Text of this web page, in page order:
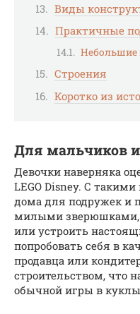
Виды
Практичные
Небольшие
Строения
Коротко из
Для мальчиков
Девочки наверняка
LEGO Disney. С
дома для подружек и
милыми зверюшками,
или устроить
попробовать себя в
продавца или
строительством, что
обычной игры в